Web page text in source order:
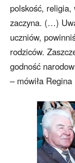
polskość, religia,
zaczyna. (…)
uczniów,
rodziców.
godność
– mówiła